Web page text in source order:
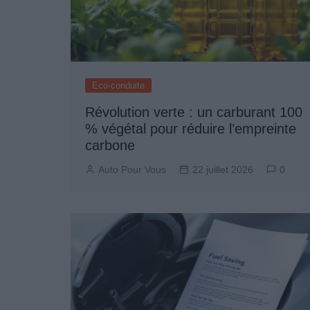
Eco-conduite
Révolution verte : un carburant 100
% végétal pour réduire l’empreinte
carbone
Auto Pour Vous 22 juillet 2026 0